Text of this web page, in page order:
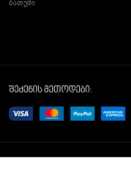
ბათუმი
შეძენის მეთოდები: